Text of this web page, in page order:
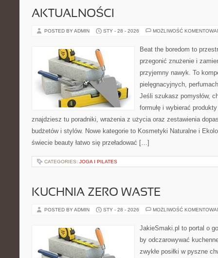
AKTUALNOŚCI
POSTED BY ADMIN STY - 28 - 2026 MOŻLIWOŚĆ
Beat the boredom to
przegonić znużenie i
przyjemny nawyk. To
pielęgnacyjnych,
Jeśli szukasz pomysłów,
formułę i wybierać
znajdziesz tu poradniki, wrażenia z użycia oraz zestawienia
budżetów i stylów. Nowe kategorie to Kosmetyki Naturalne i
świecie beauty łatwo się przeładować […]
CATEGORIES: JOGA I PILATES
KUCHNIA ZERO WASTE
POSTED BY ADMIN STY - 28 - 2026 MOŻLIWOŚĆ
JakieSmaki.pl to portal o
by odczarowywać
zwykłe posiłki w pyszne